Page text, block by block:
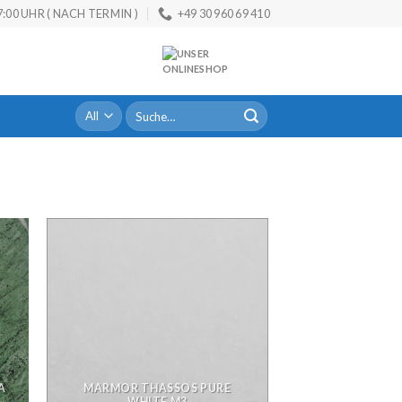
UHR ( NACH TERMIN ) +49 30 960 69 410
Suche
nach:
MARMOR THASSOS PURE